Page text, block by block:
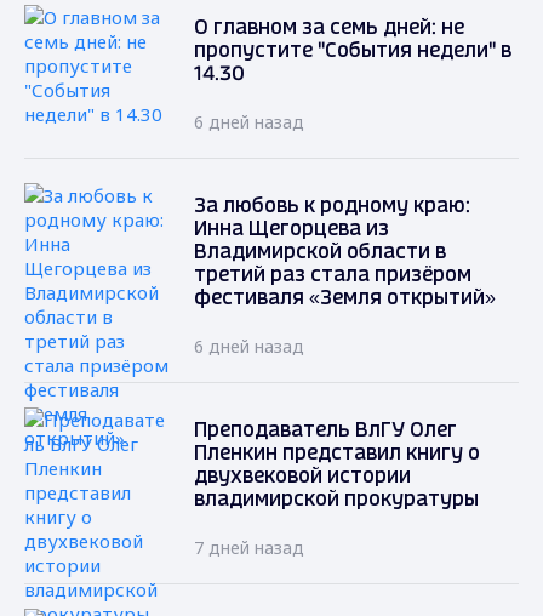
О главном за семь дней: не
пропустите "События недели" в
14.30
6 дней назад
За любовь к родному краю:
Инна Щегорцева из
Владимирской области в
третий раз стала призёром
фестиваля «Земля открытий»
6 дней назад
Преподаватель ВлГУ Олег
Пленкин представил книгу о
двухвековой истории
владимирской прокуратуры
7 дней назад